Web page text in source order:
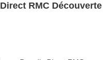
RMC Découverte